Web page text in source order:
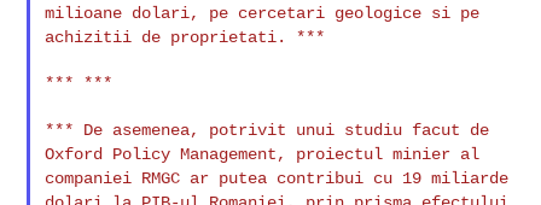
milioane dolari, pe cercetari geologice si pe
achizitii de proprietati. ***
*** ***
*** De asemenea, potrivit unui studiu facut de
Oxford PolicyManagement, proiectul minier al
companiei RMGC ar putea contribui cu 19 miliarde